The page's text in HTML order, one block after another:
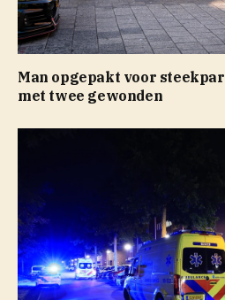
Man opgepakt voor
met twee gewonden